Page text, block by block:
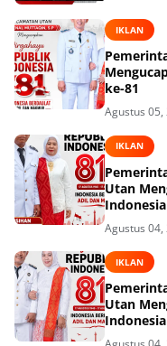
IKLAN
ke-81
Agustus 05,
IKLAN
Utan
Agustus 04,
IKLAN
Utan